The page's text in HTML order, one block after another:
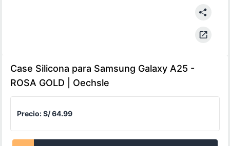
Case Silicona para Samsung Galaxy A25 -
ROSA GOLD | Oechsle
Precio:S/ 64.99